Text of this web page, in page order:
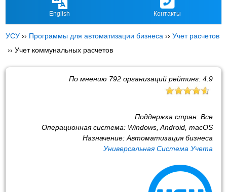
English Контакты
УСУ ›› Программы для автоматизации бизнеса ››Учет расчетов
››Учет коммунальных расчетов
По мнению 792организаций рейтинг: 4.9
Поддержка стран: Все
Операционная система: Windows, Android, macOS
Назначение: Автоматизация бизнеса
Универсальная Система Учета